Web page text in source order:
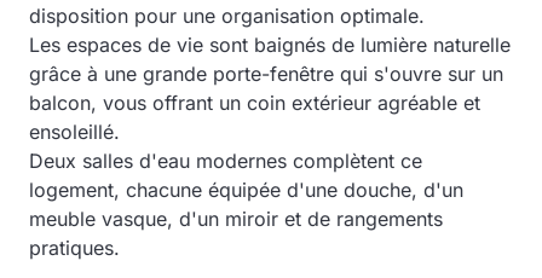
disposition pour une organisation optimale.
Les espaces de vie sont baignés de lumière naturelle
grâce à une grande porte-fenêtre qui s'ouvre sur un
balcon, vous offrant un coin extérieur agréable et
ensoleillé.
Deux salles d'eau modernes complètent ce
logement, chacune équipée d'une douche, d'un
meuble vasque, d'un miroir et de rangements
pratiques.